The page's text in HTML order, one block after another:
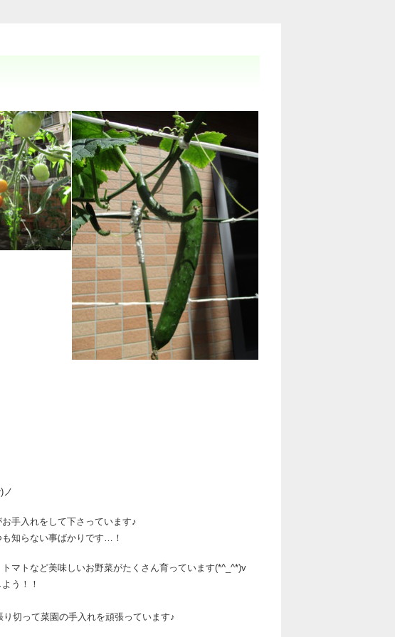
ノ
手入れをして下さっています♪
知らない事ばかりです…！
マトなど美味しいお野菜がたくさん育っています(*^_^*)v
う！！
切って菜園の手入れを頑張っています♪